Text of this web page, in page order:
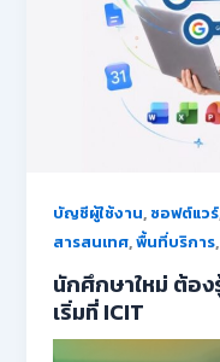
บัญชีผู้ใช้งาน, ซอฟต์แวร์
สารสนเทศ,พื้นที่บริการ,
นักศึกษาใหม่ ต้อ
เริ่มที่ ICIT